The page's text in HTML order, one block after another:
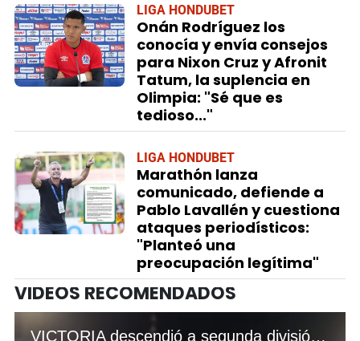
LIGA HONDUBET
Onán Rodríguez los
conocía y envía consejos
para Nixon Cruz y Afronit
Tatum, la suplencia en
Olimpia: "Sé que es
tedioso..."
LIGA HONDUBET
Marathón lanza
comunicado, defiende a
Pablo Lavallén y cuestiona
ataques periodísticos:
"Planteó una
preocupación legítima"
VIDEOS RECOMENDADOS
VICTORIA descendió a segunda división, la tristeza de los jugadores y de la afición ceibeña